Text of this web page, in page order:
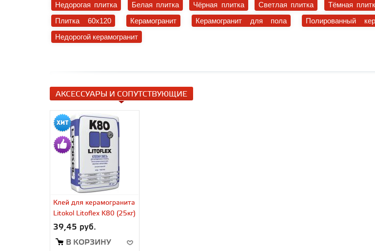
Недорогая плитка
Белая плитка Чёрная плитка Светлая плитка Тёмная
Плитка 60x120
Керамогранит Керамогранит для пола Полированный
Недорогой керамогранит
АКСЕССУАРЫ И СОПУТСТВУЮЩИЕ
Клей для керамогранита
Litokol Litoflex K80 (25кг)
39,45 руб.
В КОРЗИНУ